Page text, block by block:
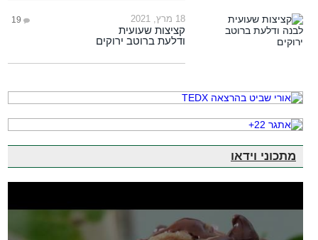
18 מרץ, 2021 19
קציצות שעועית
ודלעת ברוטב ירוקים
מתכוני וידאו